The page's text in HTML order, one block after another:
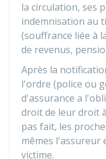
la circulation, ses
indemnisation au
(souffrance liée à
de revenus,
Après la
l'ordre (police ou
d'assurance a
droit de leur droit
pas fait, les
mêmes l'assureur
victime.